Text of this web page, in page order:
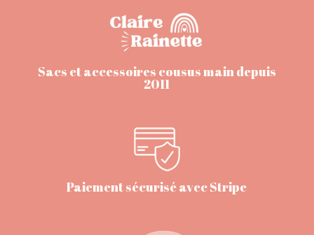
Sacs et accessoires cousus main depuis
2011
Paiement sécurisé avec Stripe